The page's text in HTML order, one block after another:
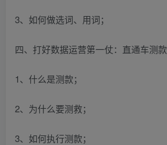
3、如何做选词、用词；
四、打好数据运营第一仗：直通车测款
1、什么是测款；
2、为什么要测救；
3、如何执行测款；